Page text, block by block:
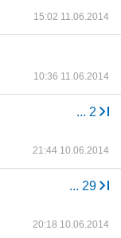
15:02 11.06.2014
10:36 11.06.2014
... 2
21:44 10.06.2014
... 29
20:18 10.06.2014